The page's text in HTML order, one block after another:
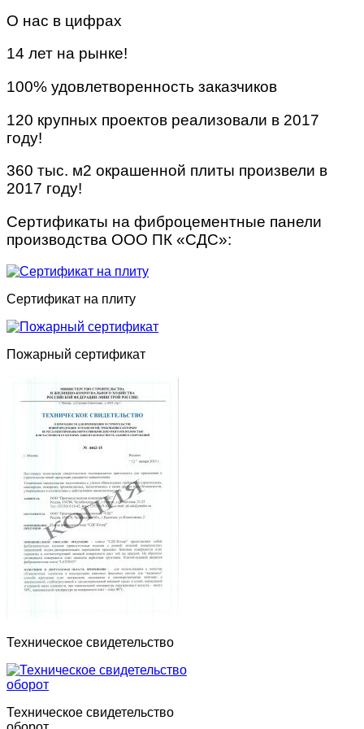
О нас в цифрах
14 лет на рынке!
100% удовлетворенность заказчиков
120 крупных проектов реализовали в 2017
году!
360 тыс. м2 окрашенной плиты произвели в
2017 году!
Сертификаты на фиброцементные панели
производства ООО ПК «СДС»:
Сертификат на плиту
Пожарный сертификат
Техническое свидетельство
Техническое свидетельство